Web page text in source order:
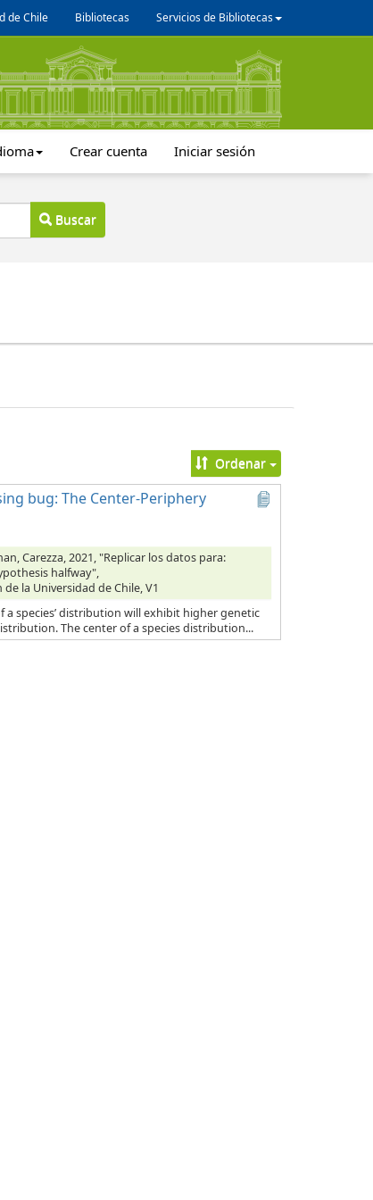
de Chile Bibliotecas Servicios de Bibliotecas
Crear cuenta Iniciar sesión
Buscar
Ordenar
bug: The Center-Periphery
Carezza, 2021, "Replicar los datos para:
halfway",
la Universidad de Chile, V1
species’ distribution will exhibit higher genetic
The center of a species distribution...